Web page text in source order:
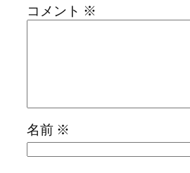
コメント ※
名前 ※